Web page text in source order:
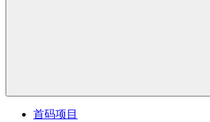
首码项目